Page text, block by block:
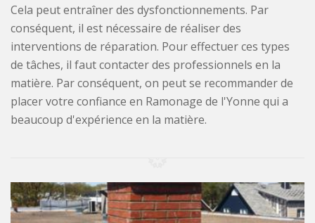
Cela peut entraîner des dysfonctionnements. Par
conséquent, il est nécessaire de réaliser des
interventions de réparation. Pour effectuer ces types
de tâches, il faut contacter des professionnels en la
matière. Par conséquent, on peut se recommander de
placer votre confiance en Ramonage de l'Yonne qui a
beaucoup d'expérience en la matière.